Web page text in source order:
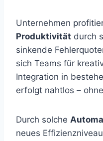
Unternehmen
Produktivität durch
sinkende
sich Teams für
Integration in
erfolgt nahtlos –
Durch solche
neues